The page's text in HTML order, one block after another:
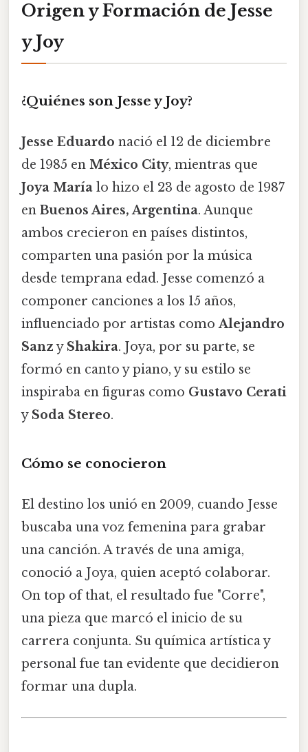
Origen y Formación de Jesse
y Joy
¿Quiénes son Jesse y Joy?
Jesse Eduardo nació el 12 de diciembre
de 1985 en México City, mientras que
Joya María lo hizo el 23 de agosto de 1987
en Buenos Aires, Argentina. Aunque
ambos crecieron en países distintos,
comparten una pasión por la música
desde temprana edad. Jesse comenzó a
componer canciones a los 15 años,
influenciado por artistas comoAlejandro
Sanzy Shakira. Joya, por su parte, se
formó en canto y piano, y su estilo se
inspiraba en figuras como Gustavo Cerati
y Soda Stereo.
Cómo se conocieron
El destino los unió en 2009, cuando Jesse
buscaba una voz femenina para grabar
una canción. A través de una amiga,
conoció a Joya, quien aceptó colaborar.
On top of that, el resultado fue "Corre",
una pieza que marcó el inicio de su
carrera conjunta. Su química artística y
personal fue tan evidente que decidieron
formar una dupla.